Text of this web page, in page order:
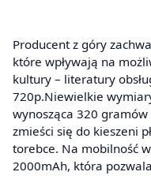
Producent z góry
które wpływają na
kultury – literatury
720p.Niewielkie
wynosząca 320
zmieści się do kieszeni
torebce. Na mobilność
2000mAh, która